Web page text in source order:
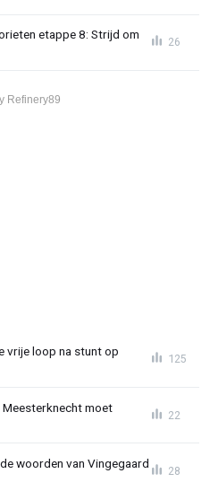
etappe 8: Strijd om
26
Refinery89
vrije loop na stunt op
125
moet
22
woorden van Vingegaard
28